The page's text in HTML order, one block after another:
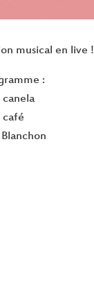
musical en live !
:
canela
café